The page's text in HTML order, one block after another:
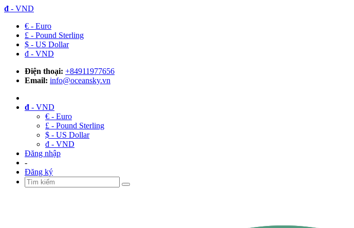
đ - VND
€ - Euro
£ - Pound Sterling
$ - US Dollar
đ - VND
Điện thoại: +84911977656
Email: info@oceansky.vn
đ - VND
€ - Euro
£ - Pound Sterling
$ - US Dollar
đ - VND
Đăng nhập
-
Đăng ký